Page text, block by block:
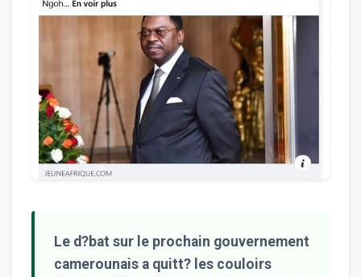
Le d?bat sur le prochain gouvernement
camerounais a quitt? les couloirs